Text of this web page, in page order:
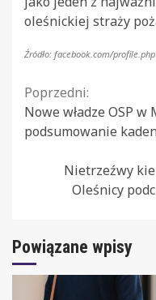
oleśnickiej straży
Źródło: facebook.com/
Continue
Reading
Poprzedni:
Nowe władze OSP
podsumowanie
Nietrzeźwy
Oleśnicy
Powiązane wpisy